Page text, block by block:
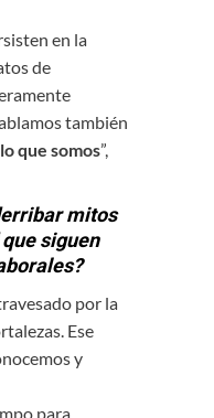
en la
de
también
que somos”,
mitos
siguen
por la
Ese
y
para